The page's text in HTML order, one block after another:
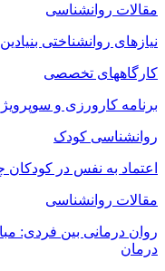
مقالات روانشناسی
نیازهای روانشناختی
کارگاههای تخصصی
برنامه کارورزی و
روانشناسی کودک
اعتماد به‌ نفس در
مقالات روانشناسی
روان درمانی بین فردی:
درمان